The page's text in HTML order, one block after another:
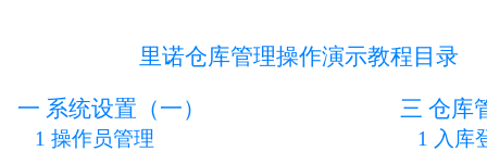
里诺仓库管理操作演示教程目录
一 系统设置（一）
1 操作员管理
三 仓库
1 入库